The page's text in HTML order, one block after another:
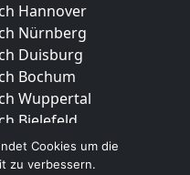
Hannover
Nürnberg
Duisburg
Bochum
Wuppertal
Bielefeld
Bonn
Münster
Cookies um die
zu verbessern.